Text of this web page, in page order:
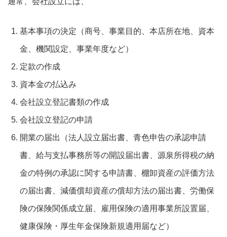
基本事項の決定（商号、事業目的、本店所在地、資本
金、機関設定、事業年度など）
定款の作成
資本金の払込み
会社設立登記書類の作成
会社設立登記の申請
開業の届出（法人設立届出書、青色申告の承認申請
書、給与支払事務所等の開設届出書、源泉所得税の納
金の特例の承認に関する申請書、棚卸資産の評価方法
の届出書、減価償却資産の償却方法の届出書、労働保
険の保険関係成立届、雇用保険の適用事業所設置届、
健康保険・厚生年金保険新規適用届など）